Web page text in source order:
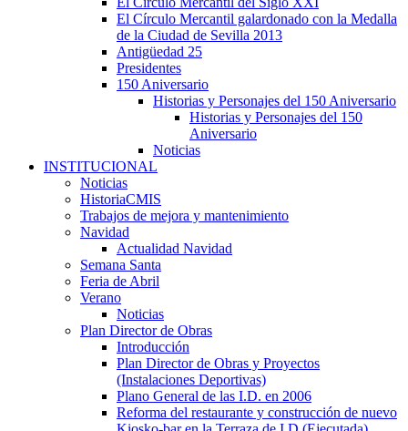
El Círculo Mercantil galardonado con la Medalla
de la Ciudad de Sevilla 2013
Antigüedad 25
Presidentes
150 Aniversario
Historias y Personajes del 150 Aniversario
Historias y Personajes del 150
Aniversario
Noticias
INSTITUCIONAL
Noticias
HistoriaCMIS
Trabajos de mejora y mantenimiento
Navidad
Actualidad Navidad
Semana Santa
Feria de Abril
Verano
Noticias
Plan Director de Obras
Introducción
Plan Director de Obras y Proyectos
(Instalaciones Deportivas)
Plano General de las I.D. en 2006
Reforma del restaurante y construcción de nuevo